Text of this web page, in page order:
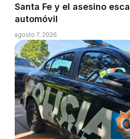
Santa Fe y el asesino
automóvil
agosto 7, 2026